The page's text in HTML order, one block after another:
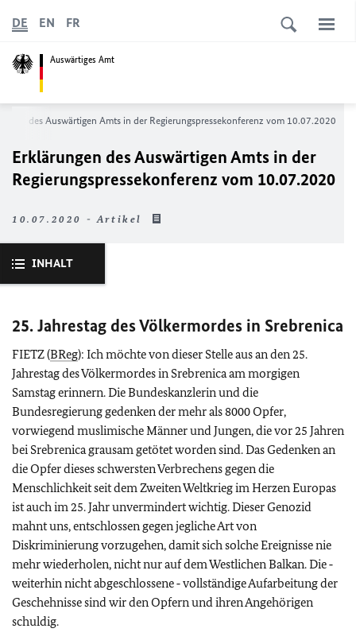
Auswärtiges Amt
DE EN FR
des Auswärtigen Amts in der Regierungs­pressekonferenz vom 10.07.2020
Erklärungen des Auswärtigen Amts in der
Regierungs­pressekonferenz vom 10.07.2020
10.07.2020 - Artikel
INHALT
25. Jahrestag des Völkermordes in Srebrenica
FIETZ (BReg): Ich möchte von dieser Stelle aus an den 25.
Jahrestag des Völkermordes in Srebrenica am morgigen
Samstag erinnern. Die Bundeskanzlerin und die
Bundesregierung gedenken der mehr als 8000 Opfer,
vorwiegend muslimische Männer und Jungen, die vor 25 Jahren
bei Srebrenica grausam getötet worden sind. Das Gedenken an
die Opfer dieses schwersten Verbrechens gegen die
Menschlichkeit seit dem Zweiten Weltkrieg im Herzen Europas
ist auch im 25. Jahr unvermindert wichtig. Dieser Genozid
mahnt uns, entschlossen gegen jegliche Art von
Diskriminierung vorzugehen, damit sich solche Ereignisse nie
mehr wiederholen, nicht nur auf dem Westlichen Balkan. Die ‑
weiterhin nicht abgeschlossene ‑ vollständige Aufarbeitung der
Geschehnisse sind wir den Opfern und ihren Angehörigen
schuldig.